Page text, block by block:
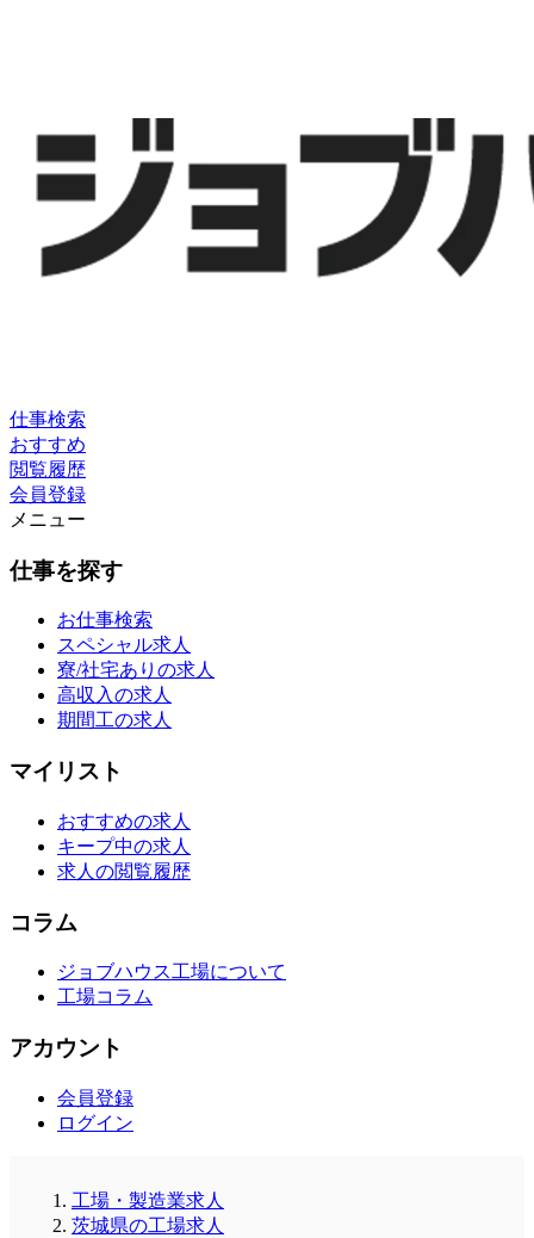
仕事検索
おすすめ
閲覧履歴
会員登録
メニュー
仕事を探す
お仕事検索
スペシャル求人
寮/社宅ありの求人
高収入の求人
期間工の求人
マイリスト
おすすめの求人
キープ中の求人
求人の閲覧履歴
コラム
ジョブハウス工場について
工場コラム
アカウント
会員登録
ログイン
工場・製造業求人
茨城県の工場求人